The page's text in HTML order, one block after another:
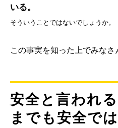
いる。
そういうことではないでしょうか。
この事実を知った上でみなさ
安全と言われ
までも安全で